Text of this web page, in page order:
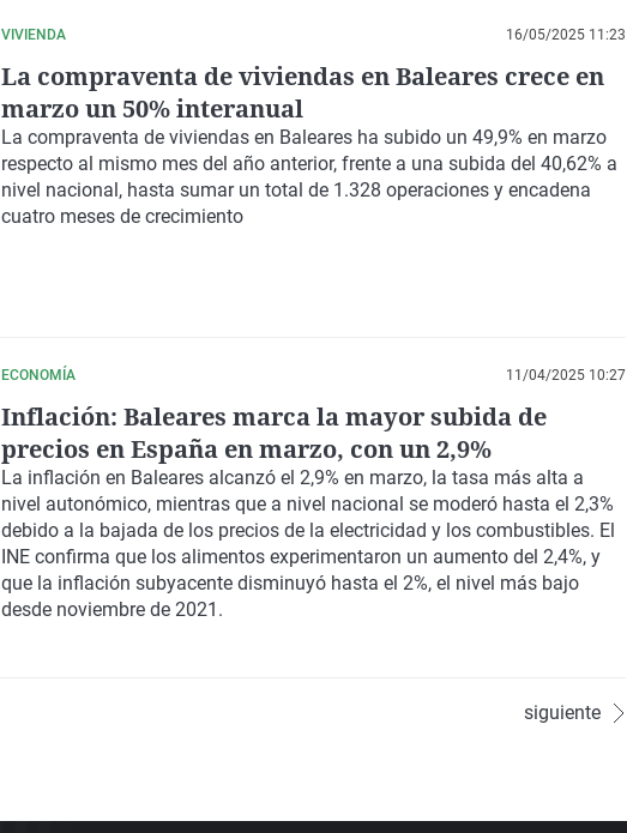
VIVIENDA 16/05/2025 11:23
La compraventa de viviendas en Baleares crece en
marzo un 50% interanual
La compraventa de viviendas en Baleares ha subido un 49,9% en marzo
respecto al mismo mes del año anterior, frente a una subida del 40,62% a
nivel nacional, hasta sumar un total de 1.328 operaciones y encadena
cuatro meses de crecimiento
ECONOMÍA 11/04/2025 10:27
Inflación: Baleares marca la mayor subida de
precios en España en marzo, con un 2,9%
La inflación en Baleares alcanzó el 2,9% en marzo, la tasa más alta a
nivel autonómico, mientras que a nivel nacional se moderó hasta el 2,3%
debido a la bajada de los precios de la electricidad y los combustibles. El
INE confirma que los alimentos experimentaron un aumento del 2,4%, y
que la inflación subyacente disminuyó hasta el 2%, el nivel más bajo
desde noviembre de 2021.
siguiente